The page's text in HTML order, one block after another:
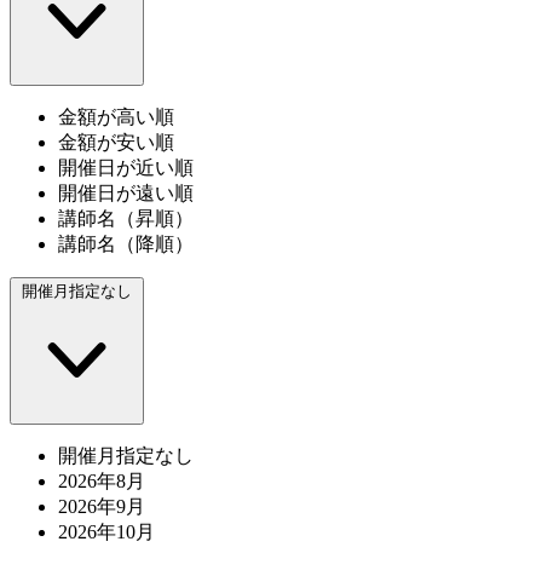
金額が高い順
金額が安い順
開催日が近い順
開催日が遠い順
講師名（昇順）
講師名（降順）
開催月指定なし
開催月指定なし
2026年8月
2026年9月
2026年10月